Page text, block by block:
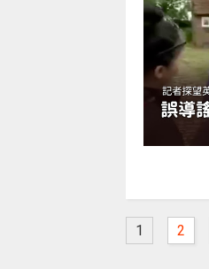
1 2